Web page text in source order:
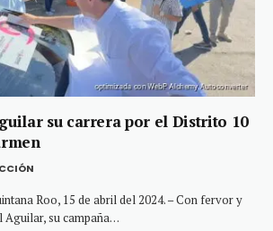
su carrera por el Distrito 10
Roo, 15 de abril del 2024. – Con fervor y
Aguilar, su campaña…